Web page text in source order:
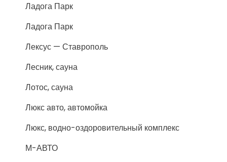
Ладога Парк
Ладога Парк
Лексус — Ставрополь
Лесник, сауна
Лотос, сауна
Люкс авто, автомойка
Люкс, водно-оздоровительный комплекс
М-АВТО